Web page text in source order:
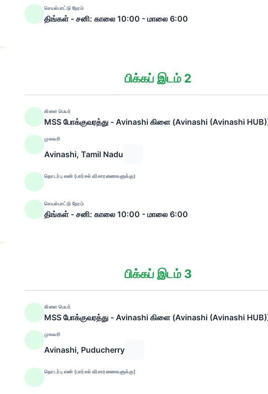
செயல்பாட்டு நேரம்
திங்கள் - சனி: காலை 10:00 - மாலை 6:00
பிக்கப் இடம் 2
கிளை பெயர்
MSS போக்குவரத்து - Avinashi கிளை (Avinashi (Avinashi
முகவரி
Avinashi, Tamil Nadu
தொடர்பு எண் (பார்சல் விசாரணைகளுக்கு)
செயல்பாட்டு நேரம்
திங்கள் - சனி: காலை 10:00 - மாலை 6:00
பிக்கப் இடம் 3
கிளை பெயர்
MSS போக்குவரத்து - Avinashi கிளை (Avinashi (Avinashi
முகவரி
Avinashi, Puducherry
தொடர்பு எண் (பார்சல் விசாரணைகளுக்கு)